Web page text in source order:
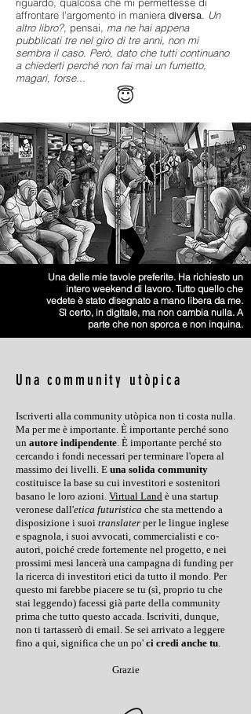
affrontare l'argomento in maniera diversa Un
altro libro?, pensai, ma ne hai appena
pubblicati tre nel giro di tre anni, non mi
sembra il caso. Però, dato che tutti continuano
a chiederti perché non fai mai un fumetto,
magari, forse...
😇
Una delle mie tavole preferite. Ha richiesto un
intero weekend di lavoro. Tutto quello che
vedete è stato disegnato a mano libera da me.
Sì certo, in digitale, ma non cambia nulla. A
parte che non sporca e non inquina.
Una community utòpica
Iscriverti alla community utòpica non ti costa nulla.
Ma per me è importante. È importante perché sono
un autore indipendente. È importante perché sto
cercando i fondi necessari per terminare l'opera al
massimo dei livelli. E una solida community
costituisce la base su cui investitori e sostenitori
basano le loro azioni. Virtual Land è una startup
veronese dall'etica futuristica che sta mettendo a
disposizione i suoi translater per le lingue inglese
e spagnola, i suoi avvocati, commercialisti e co-
autori, poiché crede fortemente nel progetto, e nei
prossimi mesi lancerà una campagna di funding per
la ricerca di investitori etici da tutto il mondo. Per
questo mi farebbe piacere se tu (sì, proprio tu che
stai leggendo) facessi già parte della community
prima che tutto questo accada. Iscriviti, dunque,
non ti tartasserò di email. Se sei arrivato a leggere
fino a qui, significa che un po' ci credi anche tu.
Grazie